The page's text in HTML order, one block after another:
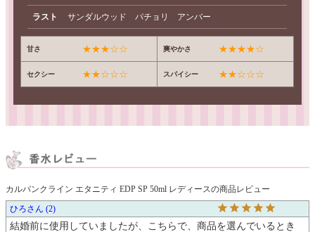
ラスト サンダルウッド パチョリ アンバー
甘さ ★★★☆☆ 爽やかさ ★★★★☆
セクシー ★★☆☆☆ スパイシー ★★☆☆☆
カルバンクライン エタニティ EDP SP 50ml レディースの商品レビュー
ひろ
2
結婚前に使用していましたが、こちらで、商品を選んでいるとき